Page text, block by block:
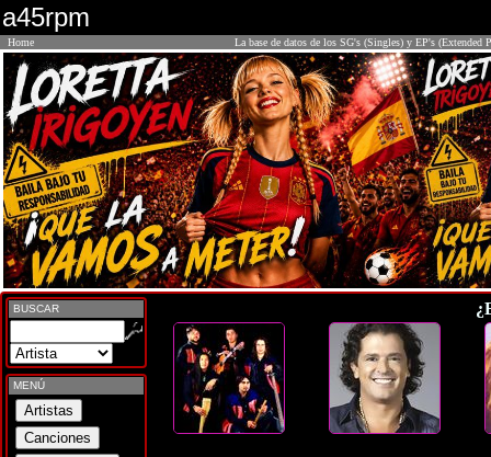
a45rpm
Home La base de datos de los SG's (Singles) y EP's (Extended
BUSCAR
MENÚ